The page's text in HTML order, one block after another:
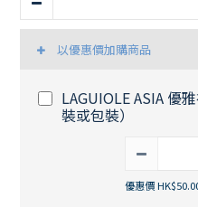
以優惠價加購商品
LAGUIOLE ASIA 優
裝或包裝）
優惠價